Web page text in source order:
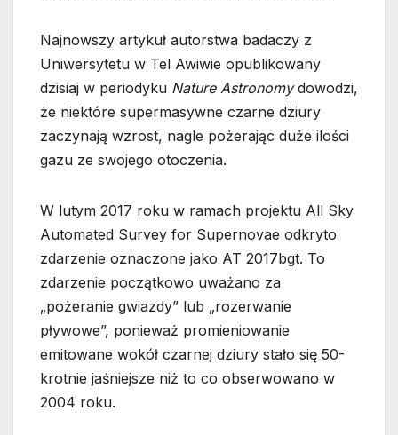
Najnowszy artykuł autorstwa badaczy z
Uniwersytetu w Tel Awiwie opublikowany
dzisiaj w periodyku Nature Astronomydowodzi,
że niektóre supermasywne czarne dziury
zaczynają wzrost, nagle pożerając duże ilości
gazu ze swojego otoczenia.
W lutym 2017 roku w ramach projektu All Sky
Automated Survey for Supernovae odkryto
zdarzenie oznaczone jako AT 2017bgt. To
zdarzenie początkowo uważano za
„pożeranie gwiazdy” lub „rozerwanie
pływowe”, ponieważ promieniowanie
emitowane wokół czarnej dziury stało się 50-
krotnie jaśniejsze niż to co obserwowano w
2004 roku.